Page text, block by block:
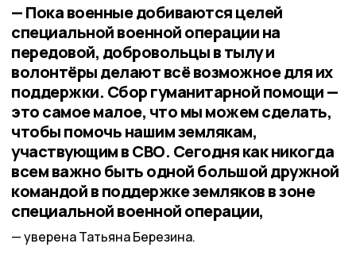
— Пока военные добиваются целей
специальной военной операции на
передовой, добровольцы в тылу и
волонтёры делают всё возможное для их
поддержки. Сбор гуманитарной помощи —
это самое малое, что мы можем сделать,
чтобы помочь нашим землякам,
участвующим в СВО. Сегодня как никогда
всем важно быть одной большой дружной
командой в поддержке земляков в зоне
специальной военной операции,
уверена Татьяна Березина.